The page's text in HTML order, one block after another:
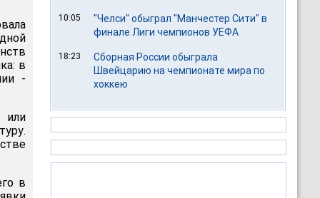
в
-
или
в
10:05
"Челси" обыграл "Манчестер Сити" в
финале Лиги чемпионов УЕФА
18:23
Сборная России обыграла
Швейцарию на чемпионате мира по
хоккею